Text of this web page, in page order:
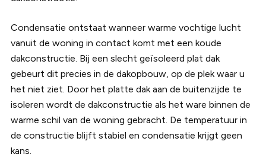
Condensatie ontstaat wanneer warme vochtige lucht
vanuit de woning in contact komt met een koude
dakconstructie. Bij een slecht geïsoleerd plat dak
gebeurt dit precies in de dakopbouw, op de plek waar u
het niet ziet. Door het platte dak aan de buitenzijde te
isoleren wordt de dakconstructie als het ware binnen de
warme schil van de woning gebracht. De temperatuur in
de constructie blijft stabiel en condensatie krijgt geen
kans.